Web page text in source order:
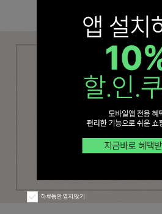
하루동안 열지 않기